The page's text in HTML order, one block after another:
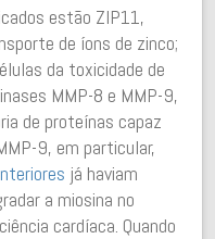
estão ZIP11,
de íons de zinco;
da toxicidade de
MMP-8 e MMP-9,
de proteínas capaz
9, em particular,
já haviam
a miosina no
cardíaca. Quando